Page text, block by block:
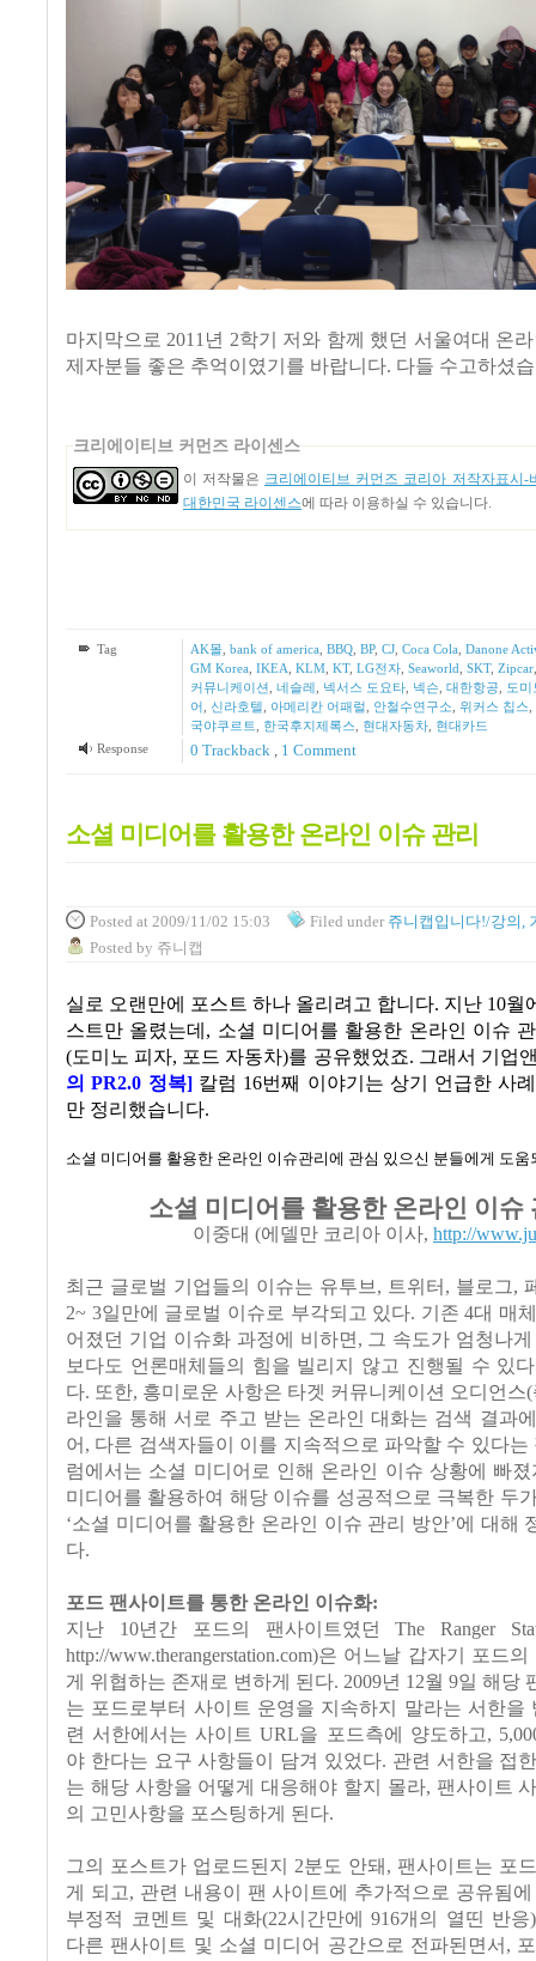
마지막으로 2011년 2학기 저와 함께 했던 서울여대 온
제자분들 좋은 추억이였기를 바랍니다. 다들 수고하셨
크리에이티브 커먼즈 라이센스
이 저작물은 크리에이티브 커먼즈 코리아 저작자표시-
대한민국 라이센스에 따라 이용하실 수 있습니다.
Tag AK몰, bank of america BBQ, BP, CJ, Coca Cola Danone
GM Korea IKEA KLM, KT, LG전자, Seaworld SKT, Zipcar
커뮤니케이션
네슬레 넥서스 도요타, 넥슨, 대한항공,
도미
어
신라호텔 아메리칸 어패럴 안철수연구소 위커스 칩스
국야쿠르트
한국후지제록스 현대자동차, 현대카드
Response
0 Trackback , 1 Comment
소셜 미디어를 활용한 온라인 이슈 관리
Posted at 2009/11/02 15:03 Filed under 쥬니캡입니다!/강의,
Posted by 쥬니캡
실로 오랜만에 포스트 하나 올리려고 합니다. 지난 10월
스트만 올렸는데 , 소셜 미디어를 활용한 온라인 이슈
(도미노 피자, 포드 자동차)를 공유했었죠. 그래서 기업
의 PR2.0 정복] 칼럼 16번째 이야기는 상기 언급한 사
만 정리했습니다.
소셜 미디어를 활용한 온라인 이슈관리에 관심 있으신 분들에게 도움
소셜 미디어를 활용한 온라인 이슈
이중대 (에델만 코리아 이사, http://
최근 글로벌 기업들의 이슈는 유투브, 트위터 , 블로그,
2~ 3일만에 글로벌 이슈로 부각되고 있다. 기존4대 매
어졌던 기업 이슈화 과정에 비하면, 그 속도가 엄청나
보다도 언론매체들의 힘을 빌리지 않고 진행될 수 있
다. 또한, 흥미로운 사항은 타겟 커뮤니케이션 오디언스(
라인을 통해 서로 주고 받는 온라인 대화는 검색 결과
어 , 다른 검색자들이 이를 지속적으로 파악할 수 있다는
럼에서는 소셜 미디어로 인해 온라인 이슈 상황에 빠졌
미디어를 활용하여 해당 이슈를 성공적으로 극복한 두
‘소셜 미디어를 활용한 온라인 이슈 관리 방안’에 대해
다.
포드 팬사이트를 통한 온라인 이슈화:
지난 10년간 포드의 팬사이트였던 The Ranger
http://www.therangerstation.com)은 어느날 갑자기 포드
게 위협하는 존재로 변하게 된다. 2009년 12월 9일 해당
는 포드로부터 사이트 운영을 지속하지 말라는 서한을
련 서한에서는 사이트 URL을 포드측에 양도하고,
야 한다는 요구 사항들이 담겨 있었다. 관련 서한을 접
는 해당 사항을 어떻게 대응해야 할지 몰라, 팬사이트
의 고민사항을 포스팅하게 된다.
그의 포스트가 업로드된지 2분도 안돼 , 팬사이트는 포
게 되고, 관련 내용이 팬 사이트에 추가적으로 공유됨
부정적 코멘트 및 대화(22시간만에 916개의 열띤 반응)
다른 팬사이트 및 소셜 미디어 공간으로 전파된면서 ,